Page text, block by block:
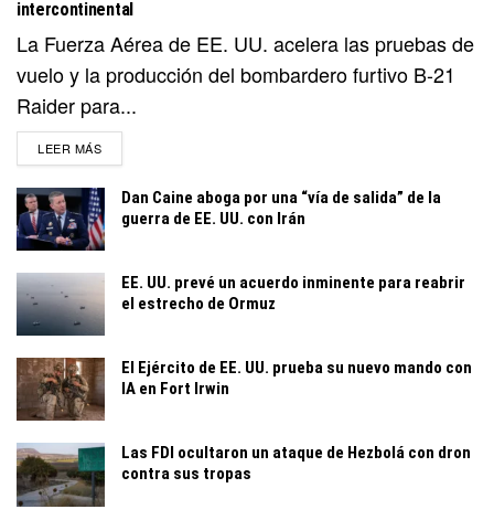
intercontinental
La Fuerza Aérea de EE. UU. acelera las pruebas de
vuelo y la producción del bombardero furtivo B-21
Raider para...
LEER MÁSDETAILS
Dan Caine aboga por una “vía de salida” de la
guerra de EE. UU. con Irán
EE. UU. prevé un acuerdo inminente para reabrir
el estrecho de Ormuz
El Ejército de EE. UU. prueba su nuevo mando con
IA en Fort Irwin
Las FDI ocultaron un ataque de Hezbolá con dron
contra sus tropas